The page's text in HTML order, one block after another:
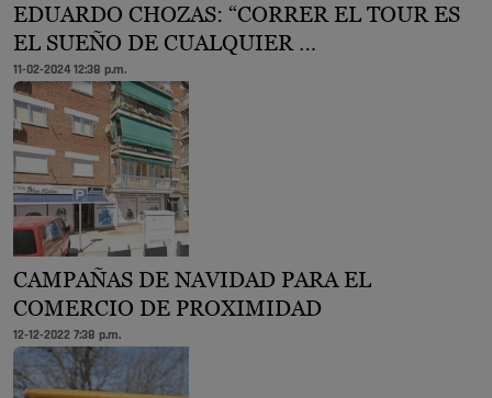
EDUARDO CHOZAS: “CORRER EL TOUR ES
EL SUEÑO DE CUALQUIER …
11-02-2024 12:38 p.m.
CAMPAÑAS DE NAVIDAD PARA EL
COMERCIO DE PROXIMIDAD
12-12-2022 7:38 p.m.